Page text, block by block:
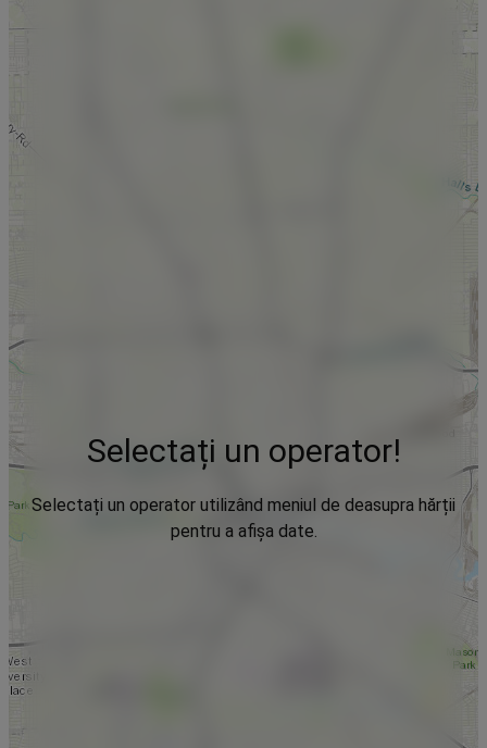
Selectați un operator!
Selectați un operator utilizând meniul de deasupra hărții
pentru a afișa date.